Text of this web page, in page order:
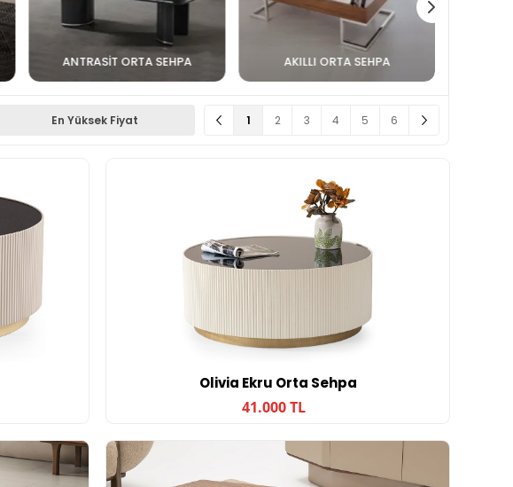
ANTRASIT ORTA SEHPA AKILLI ORTA SEHPA
En Yüksek Fiyat 1 2 3 4 5 6
Olivia Ekru Orta Sehpa
41.000 TL